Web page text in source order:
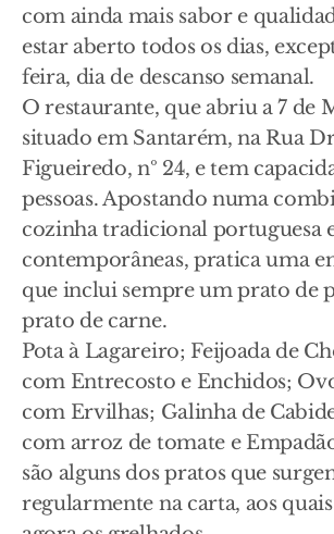
com ainda mais sabor e
estar aberto todos os dias,
feira, dia de descanso semanal.
O restaurante, que abriu a 7 de
situado em Santarém, na Rua
Figueiredo, nº 24, e tem
pessoas. Apostando numa
cozinha tradicional portuguesa
contemporâneas, pratica uma
que inclui sempre um prato de
prato de carne.
Pota à Lagareiro; Feijoada de
com Entrecosto e Enchidos;
com Ervilhas; Galinha de
com arroz de tomate e
são alguns dos pratos que
regularmente na carta, aos